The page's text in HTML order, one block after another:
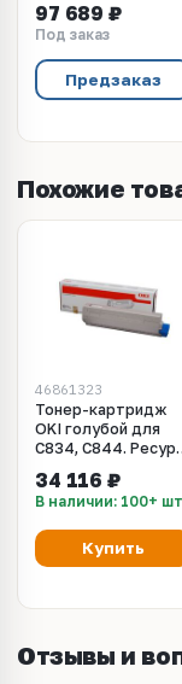
97 689 ₽
Под заказ
Предзаказ
Похожие
46861323
Тонер-картридж
OKI голубой для
C834, C844. Ресурс
(46861323)
34 116 ₽
В наличии: 100+ шт
Купить
Отзывы и